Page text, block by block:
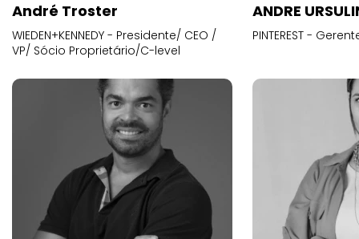
André Troster
WIEDEN+KENNEDY - Presidente/ CEO /
VP/ Sócio Proprietário/C-level
ANDRE
PINTEREST -